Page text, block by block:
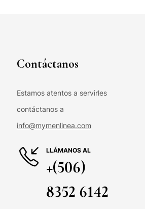
Contáctanos
Estamos atentos a servirles
contáctanos a
info@mymenlinea.com
LLÁMANOS AL
+(506)
8352 6142